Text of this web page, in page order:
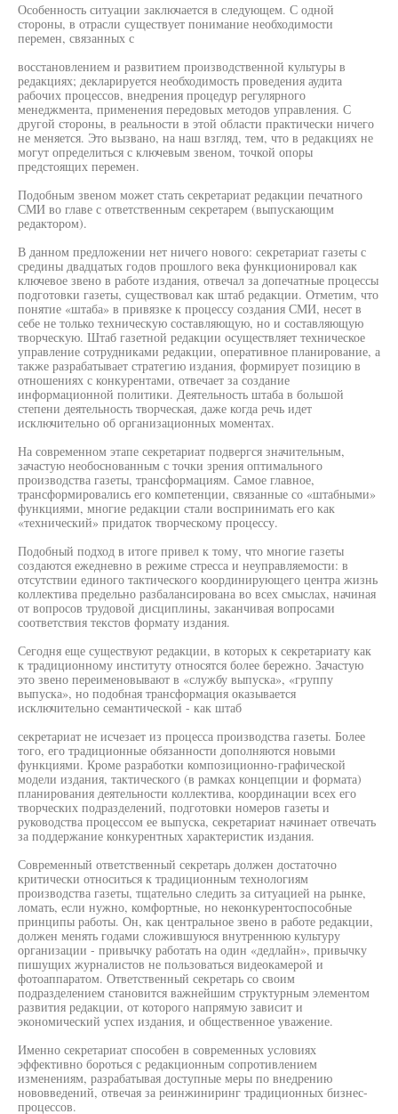
Особенность ситуации заключается в следующем. С одной
стороны, в отрасли существует понимание необходимости
перемен, связанных с
восстановлением и развитием производственной культуры в
редакциях; декларируется необходимость проведения аудита
рабочих процессов, внедрения процедур регулярного
менеджмента, применения передовых методов управления. С
другой стороны, в реальности в этой области практически ничего
не меняется. Это вызвано, на наш взгляд, тем, что в редакциях не
могут определиться с ключевым звеном, точкой опоры
предстоящих перемен.
Подобным звеном может стать секретариат редакции печатного
СМИ во главе с ответственным секретарем (выпускающим
редактором).
В данном предложении нет ничего нового: секретариат газеты с
средины двадцатых годов прошлого века функционировал как
ключевое звено в работе издания, отвечал за допечатные процессы
подготовки газеты, существовал как штаб редакции. Отметим, что
понятие «штаба» в привязке к процессу создания СМИ, несет в
себе не только техническую составляющую, но и составляющую
творческую. Штаб газетной редакции осуществляет техническое
управление сотрудниками редакции, оперативное планирование, а
также разрабатывает стратегию издания, формирует позицию в
отношениях с конкурентами, отвечает за создание
информационной политики. Деятельность штаба в большой
степени деятельность творческая, даже когда речь идет
исключительно об организационных моментах.
На современном этапе секретариат подвергся значительным,
зачастую необоснованным с точки зрения оптимального
производства газеты, трансформациям. Самое главное,
трансформировались его компетенции, связанные со «штабными»
функциями, многие редакции стали воспринимать его как
«технический» придаток творческому процессу.
Подобный подход в итоге привел к тому, что многие газеты
создаются ежедневно в режиме стресса и неуправляемости: в
отсутствии единого тактического координирующего центра жизнь
коллектива предельно разбалансирована во всех смыслах, начиная
от вопросов трудовой дисциплины, заканчивая вопросами
соответствия текстов формату издания.
Сегодня еще существуют редакции, в которых к секретариату как
к традиционному институту относятся более бережно. Зачастую
это звено переименовывают в «службу выпуска», «группу
выпуска», но подобная трансформация оказывается
исключительно семантической - как штаб
секретариат не исчезает из процесса производства газеты. Более
того, его традиционные обязанности дополняются новыми
функциями. Кроме разработки композиционно-графической
модели издания, тактического (в рамках концепции и формата)
планирования деятельности коллектива, координации всех его
творческих подразделений, подготовки номеров газеты и
руководства процессом ее выпуска, секретариат начинает отвечать
за поддержание конкурентных характеристик издания.
Современный ответственный секретарь должен достаточно
критически относиться к традиционным технологиям
производства газеты, тщательно следить за ситуацией на рынке,
ломать, если нужно, комфортные, но неконкурентоспособные
принципы работы. Он, как центральное звено в работе редакции,
должен менять годами сложившуюся внутреннюю культуру
организации - привычку работать на один «дедлайн», привычку
пишущих журналистов не пользоваться видеокамерой и
фотоаппаратом. Ответственный секретарь со своим
подразделением становится важнейшим структурным элементом
развития редакции, от которого напрямую зависит и
экономический успех издания, и общественное уважение.
Именно секретариат способен в современных условиях
эффективно бороться с редакционным сопротивлением
изменениям, разрабатывая доступные меры по внедрению
нововведений, отвечая за реинжиниринг традиционных бизнес-
процессов.